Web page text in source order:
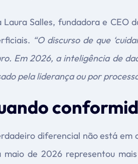
Laura Salles, fundadora e CEO
“O discurso de que
Em 2026, a inteligência de
pela liderança ou por
diferencial não está em
maio de 2026 representou